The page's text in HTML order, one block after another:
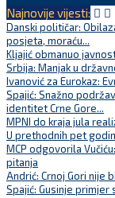
Najnovije vijesti:
Danski političar:
posjeta, moraću...
Kljajić obmanuo
Srbija: Manjak u
Ivanović za Eurokaz:
Spajić: Snažno
identitet Crne Gore...
MPNI do kraja jula
U prethodnih pet
MCP odgovorila
pitanja
Andrić: Crnoj Gori nije
Spajić: Gusinje